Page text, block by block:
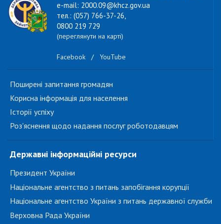
e-mail: 2000.09@khcz.gov.ua
тел.: (057) 766-37-26,
0800 219 729
(переглянути на карті)
Facebook / YouTube
Поширені запитання громадян
Корисна інформація для населення
Історії успіху
Роз'яснення щодо надання послуг роботодавцям
Державні інформаційні ресурси
Президент України
Національне агентство з питань запобігання корупції
Національне агентство України з питань державної служби
Верховна Рада України